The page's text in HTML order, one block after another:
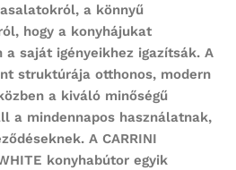
a könnyű
hogy a konyhájukat
saját igényeikhez igazítsák. A
struktúrája otthonos, modern
a kiváló minőségű
a mindennapos használatnak,
A CARRINI
konyhabútor egyik